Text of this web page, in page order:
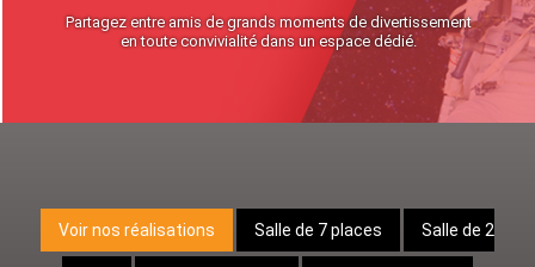
Partagez entre amis de grands moments de divertissement
en toute convivialité dans un espace dédié.
Voir nos réalisations Salle de 7 places Salle de 2